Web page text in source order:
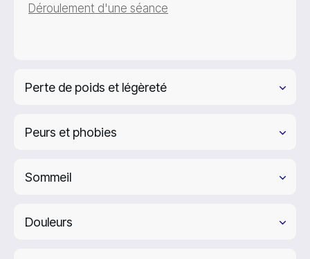
Déroulement d'une séance
Perte de poids et légèreté
Peurs et phobies
Sommeil
Douleurs